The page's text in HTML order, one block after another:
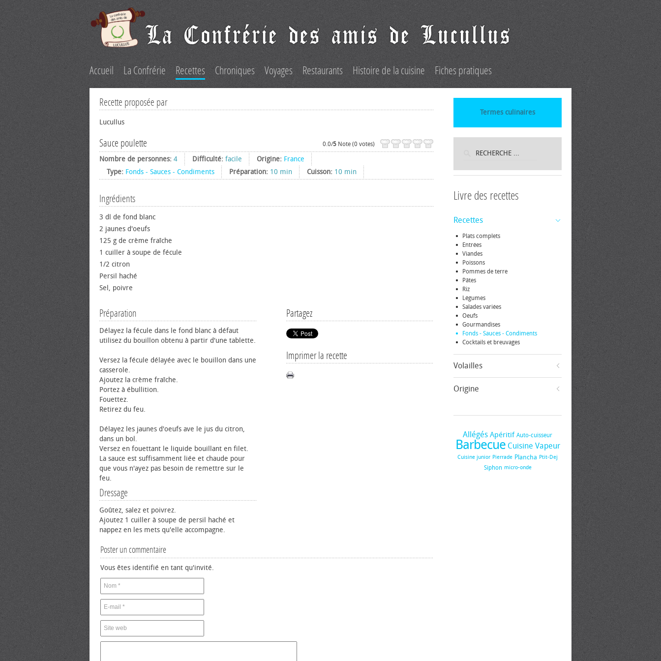
Accueil La Confrérie Recettes Chroniques Voyages Restaurants Histoire de la cuisine Fiches pratiques
Recette proposée par
Lucullus
Sauce poulette 0.0/5 Note (0 votes)
Nombre de personnes: 4 Difficulté: facile Origine: France
Type: Fonds - Sauces - Condiments Préparation: 10 min Cuisson: 10 min
Ingrédients
3 dl de fond blanc
2 jaunes d'œufs
125 g de crème fraîche
1 cuiller à soupe de fécule
1/2 citron
Persil haché
Sel, poivre
Partagez
Imprimer la recette
Préparation
Délayez la fécule dans le fond blanc à défaut
utilisez du bouillon obtenu à partir d'une tablette.
Versez la fécule délayée avec le bouillon dans une
casserole.
Ajoutez la crème fraîche.
Portez à ébullition.
Fouettez.
Retirez du feu.
Délayez les jaunes d'œufs ave le jus du citron,
dans un bol.
Versez en fouettant le liquide bouillant en filet.
La sauce est suffisamment liée et chaude pour
que vous n'ayez pas besoin de remettre sur le
feu.
Dressage
Goûtez, salez et poivrez.
Ajoutez 1 cuiller à soupe de persil haché et
nappez en les mets qu'elle accompagne.
Poster un commentaire
Vous êtes identifié en tant qu'invité.
Termes culinaires
Livre des recettes
Recettes
Plats complets
Entrées
Viandes
Poissons
Pommes de terre
Pâtes
Riz
Légumes
Salades variées
Oeufs
Gourmandises
Fonds - Sauces - Condiments
Cocktails et breuvages
Volailles
Origine
Allégés Apéritif Auto-cuisseur
Barbecue Cuisine Vapeur
Cuisine junior Pierrade Plancha Ptit-Dej
Siphon micro-onde